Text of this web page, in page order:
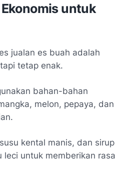
Ekonomis untuk
jualan es buah adalah
tetap enak.
bahan-bahan
melon, pepaya, dan
kental manis, dan sirup
leci untuk memberikan rasa